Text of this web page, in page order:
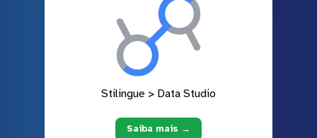
Stilingue > Data Studio
Saiba mais →